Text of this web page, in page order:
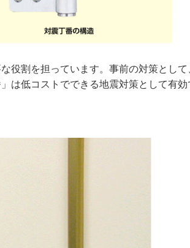
役割を担っています。事前の対策として
は低コストでできる地震対策として有効